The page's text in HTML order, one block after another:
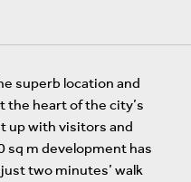
superb location and
the heart of the city’s
up with visitors and
sq m development has
two minutes’ walk